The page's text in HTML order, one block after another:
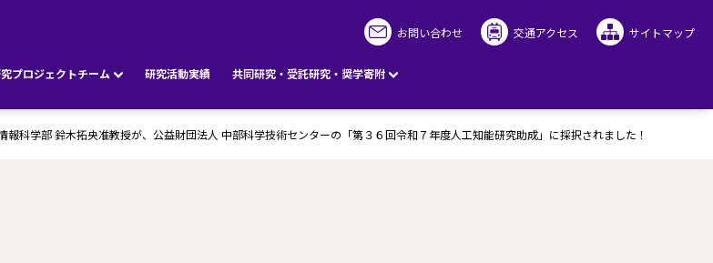
プロジェクトチーム 研究活動実績 共同研究・受託研究・奨学寄附
お問い合わせ 交通アクセス サイトマップ
報科学部 鈴木拓央准教授が、公益財団法人 中部科学技術センターの「第３６回令和７年度人工知能研究助成」に採択されました！